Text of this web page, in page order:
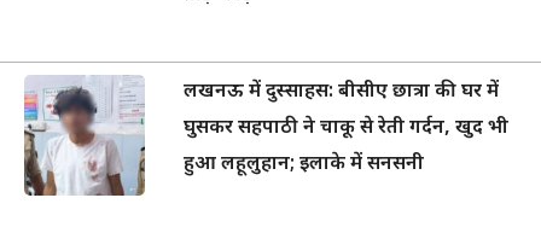
लखनऊ में दुस्साहस: बीसीए छात्रा की घर में
घुसकर सहपाठी ने चाकू से रेती गर्दन, खुद भी
हुआ लहूलुहान; इलाके में सनसनी